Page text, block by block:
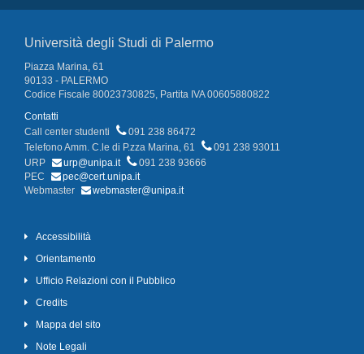
Università degli Studi di Palermo
Piazza Marina, 61
90133 - PALERMO
Codice Fiscale 80023730825, Partita IVA 00605880822
Contatti
Call center studenti
091 238 86472
Telefono Amm. C.le di P.zza Marina, 61
091 238 93011
URP
urp@unipa.it
091 238 93666
PEC
pec@cert.unipa.it
Webmaster
webmaster@unipa.it
Accessibilità
Orientamento
Ufficio Relazioni con il Pubblico
Credits
Mappa del sito
Note Legali